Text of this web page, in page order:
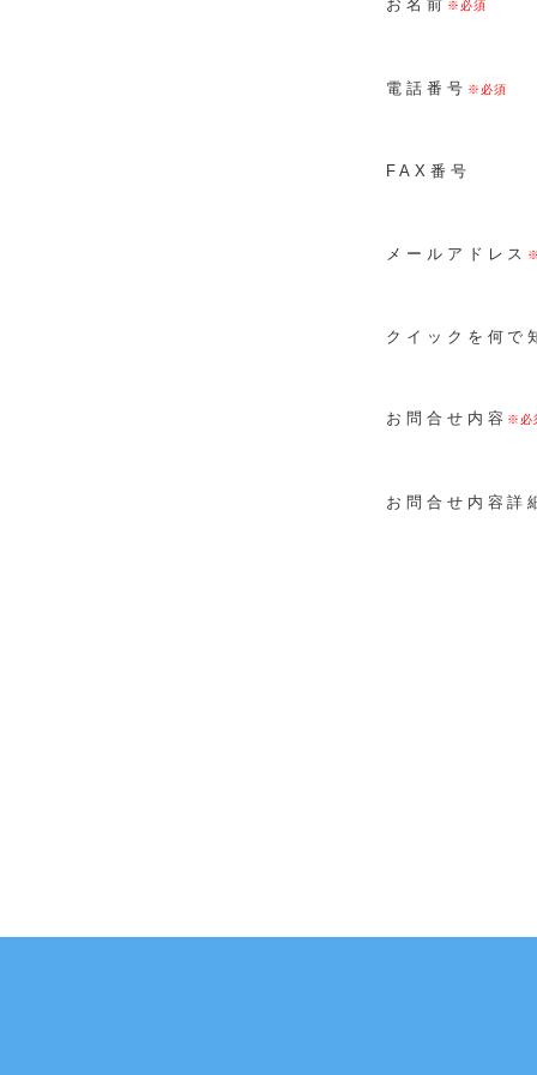
お名前
電話番号
FAX番号
メールアドレス
クイックを何で
お問合せ内容
お問合せ内容詳